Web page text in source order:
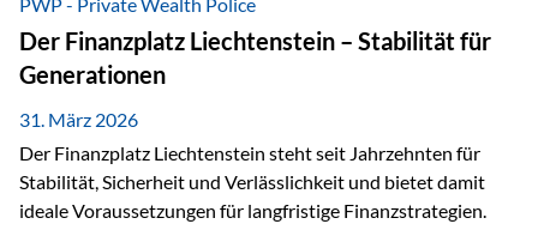
heißt das:Diese Gelder gehören im Konkursfall nicht zur
allgemeinen Konkursmasse, sondern werden ausschließlich
zur Erfüllung…
Der Finanzplatz Liechtenstein – Stabilität für
Generationen
31. März 2026
Der Finanzplatz Liechtenstein steht seit Jahrzehnten für
Stabilität, Sicherheit und Verlässlichkeit und bietet damit
ideale Voraussetzungen für langfristige Finanzstrategien.